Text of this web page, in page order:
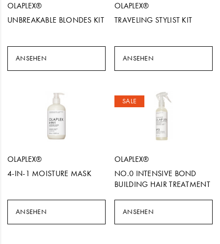
OLAPLEX®
UNBREAKABLE BLONDES KIT
ANSEHEN
OLAPLEX®
TRAVELING STYLIST KIT
ANSEHEN
OLAPLEX®
4-IN-1 MOISTURE MASK
ANSEHEN
SALE
OLAPLEX®
NO.0 INTENSIVE BOND
BUILDING HAIR TREATMENT
ANSEHEN